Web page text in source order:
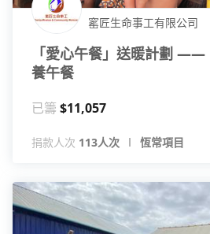
窰匠生命事工有限公司
「愛心午餐」送暖計劃 ——
養午餐
已籌 $11,057
捐款人次 113人次 恆常項目